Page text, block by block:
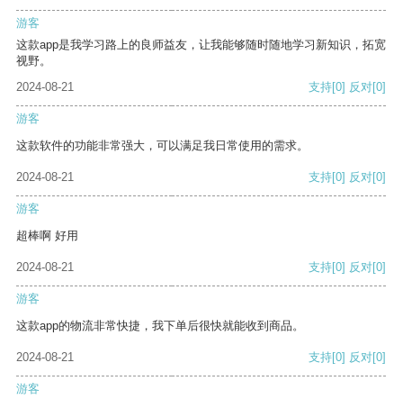
游客
这款app是我学习路上的良师益友，让我能够随时随地学习新知识，拓宽
视野。
2024-08-21
支持[0] 反对[0]
游客
这款软件的功能非常强大，可以满足我日常使用的需求。
2024-08-21 支持[0] 反对[0]
游客
超棒啊 好用
2024-08-21 支持[0] 反对[0]
游客
这款app的物流非常快捷，我下单后很快就能收到商品。
2024-08-21 支持[0] 反对[0]
游客